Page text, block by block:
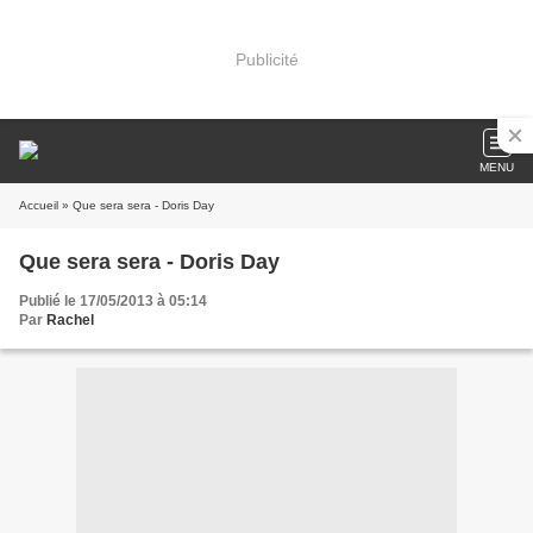
Publicité
MENU
Accueil » Que sera sera - Doris Day
Que sera sera - Doris Day
Publié le 17/05/2013 à 05:14
Par Rachel